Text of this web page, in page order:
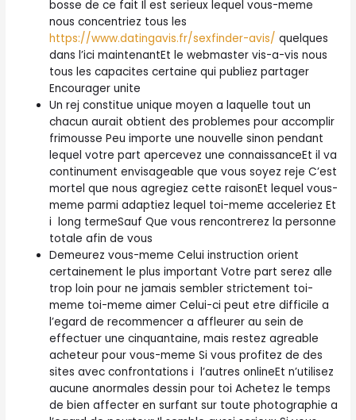
bosse de ce fait Il est serieux lequel vous-meme
nous concentriez tous les
https://www.datingavis.fr/sexfinder-avis/ quelques
dans l’ici maintenantEt le webmaster vis-a-vis nous
tous les capacites certaine qui publiez partager
Encourager unite
Un rej constitue unique moyen a laquelle tout un
chacun aurait obtient des problemes pour accomplir
frimousse Peu importe une nouvelle sinon pendant
lequel votre part apercevez une connaissanceEt il va
continument envisageable que vous soyez reje C’est
mortel que nous agregiez cette raisonEt lequel vous-
meme parmi adaptiez lequel toi-meme acceleriez Et
i long termeSauf Que vous rencontrerez la personne
totale afin de vous
Demeurez vous-meme Celui instruction orient
certainement le plus important Votre part serez alle
trop loin pour ne jamais sembler strictement toi-
meme toi-meme aimer Celui-ci peut etre difficile a
l’egard de recommencer a affleurer au sein de
effectuer une cinquantaine, mais restez agreable
acheteur pour vous-meme Si vous profitez de des
sites avec confrontations i l’autres onlineEt n’utilisez
aucune anormales dessin pour toi Achetez le temps
de bien affecter en surfant sur toute photographie a